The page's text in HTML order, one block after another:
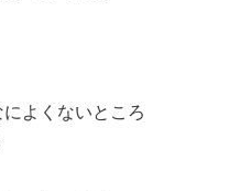
よくないところ